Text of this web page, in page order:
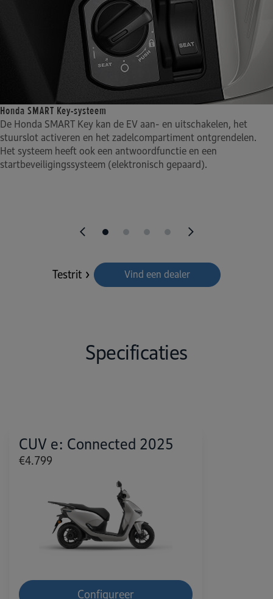
Honda SMART Key-systeem
De Honda SMART Key kan de EV aan- en uitschakelen, het
stuurslot activeren en het zadelcompartiment ontgrendelen.
Het systeem heeft ook een antwoordfunctie en een
startbeveiligingssysteem (elektronisch gepaard).
Testrit Vind een dealer
Specificaties
CUV e: Connected 2025
€4.799
Configureer